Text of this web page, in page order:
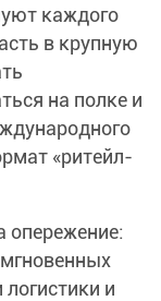
каждого
в крупную
на полке и
«ритейл-
опережение:
и